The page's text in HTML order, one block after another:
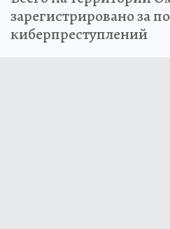
зарегистрировано за
киберпреступлений